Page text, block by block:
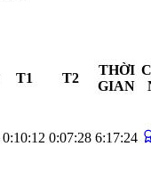
T1 T2
THỜI
GIAN
0:10:12 0:07:28 6:17:24